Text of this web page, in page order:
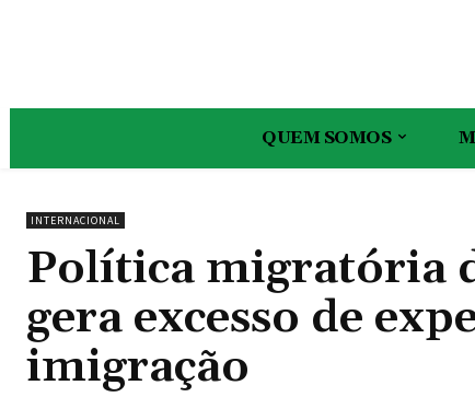
QUEM SOMOS
INTERNACIONAL
Política migratória
gera excesso de
imigração